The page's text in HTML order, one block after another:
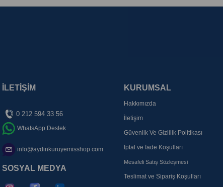
İLETİŞİM
0 212 594 33 56
WhatsApp Destek
info@aydinkuruyemisshop.com
SOSYAL MEDYA
KURUMSAL
Hakkımızda
İletişim
Güvenlik Ve Gizlilik Politikası
İptal ve İade Koşulları
Mesafeli Satış Sözleşmesi
Teslimat ve Sipariş Koşulları